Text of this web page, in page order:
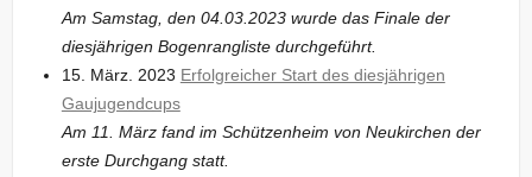
Am Samstag, den 04.03.2023 wurde das Finale der
diesjährigen Bogenrangliste durchgeführt.
15. März. 2023 Erfolgreicher Start des diesjährigen
Gaujugendcups
Am 11. März fand im Schützenheim von Neukirchen der
erste Durchgang statt.